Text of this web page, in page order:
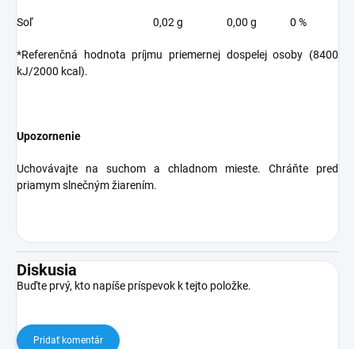
Soľ 0,02 g 0,00 g 0 %
*Referenčná hodnota príjmu priemernej dospelej osoby (8400
kJ/2000 kcal).
Upozornenie
Uchovávajte na suchom a chladnom mieste. Chráňte pred
priamym slnečným žiarením.
Diskusia
Buďte prvý, kto napíše príspevok k tejto položke.
Pridať komentár